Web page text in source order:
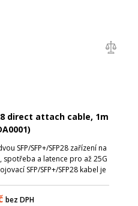
direct attach cable, 1m
SFP/SFP+/SFP28 zařízení na
spotřeba a latence pro až 25G
SFP/SFP+/SFP28 kabel je
bez DPH